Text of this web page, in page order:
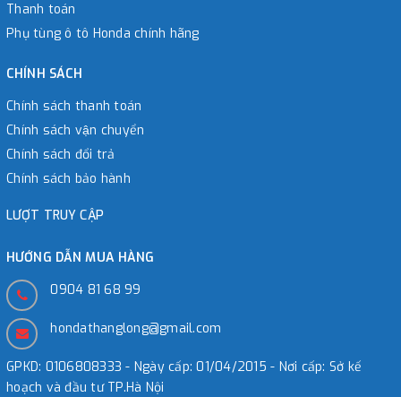
Thanh toán
Phụ tùng ô tô Honda chính hãng
CHÍNH SÁCH
Chính sách thanh toán
Chính sách vận chuyển
Chính sách đổi trả
Chính sách bảo hành
LƯỢT TRUY CẬP
HƯỚNG DẪN MUA HÀNG
0904 81 68 99
hondathanglong@gmail.com
GPKD: 0106808333 - Ngày cấp: 01/04/2015 - Nơi cấp: Sở kế
hoạch và đầu tư TP.Hà Nội